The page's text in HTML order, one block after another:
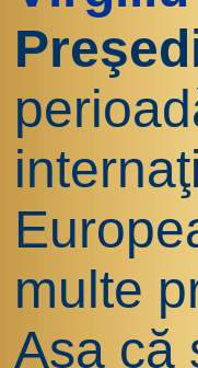
multe
Aşa că